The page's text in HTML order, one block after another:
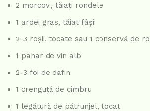
2 morcovi, tăiați rondele
1 ardei gras, tăiat fâșii
2-3 roșii, tocate sau 1 conservă de
1 pahar de vin alb
2-3 foi de dafin
1 crenguță de cimbru
1 legătură de pătrunjel, tocat